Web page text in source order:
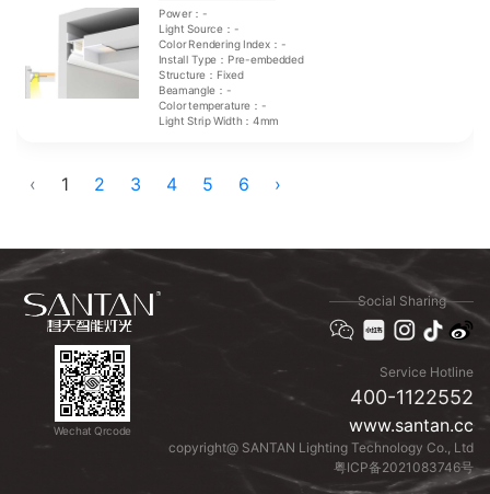
Power：-
Light Source：-
Color Rendering Index：-
Install Type：Pre-embedded
Structure：Fixed
Beamangle：-
Color temperature：-
Light Strip Width：4mm
‹ 1 2 3 4 5 6 ›
Wechat Qrcode
Social Sharing
Service Hotline
400-1122552
www.santan.cc
copyright@ SANTAN Lighting Technology Co., Ltd
粤ICP备2021083746号